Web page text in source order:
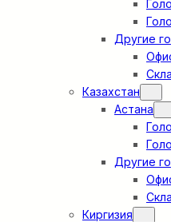
Другие
Казахстан
Астана
Другие
Киргизия